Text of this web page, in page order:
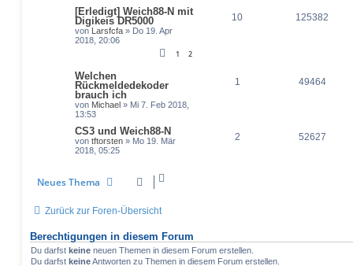
[Erledigt] Weich88-N mit
Digikeis DR5000
von Larsfcfa » Do 19. Apr
2018, 20:06
1 2
10 125382
Welchen
Rückmeldedekoder
brauch ich
von Michael » Mi 7. Feb 2018,
13:53
1 49464
CS3 und Weich88-N
von tftorsten » Mo 19. Mär
2018, 05:25
2 52627
Neues Thema
Zurück zur Foren-Übersicht
Berechtigungen in diesem Forum
Du darfst keine neuen Themen in diesem Forum erstellen.
Du darfst keineAntworten zu Themen in diesem Forum erstellen.